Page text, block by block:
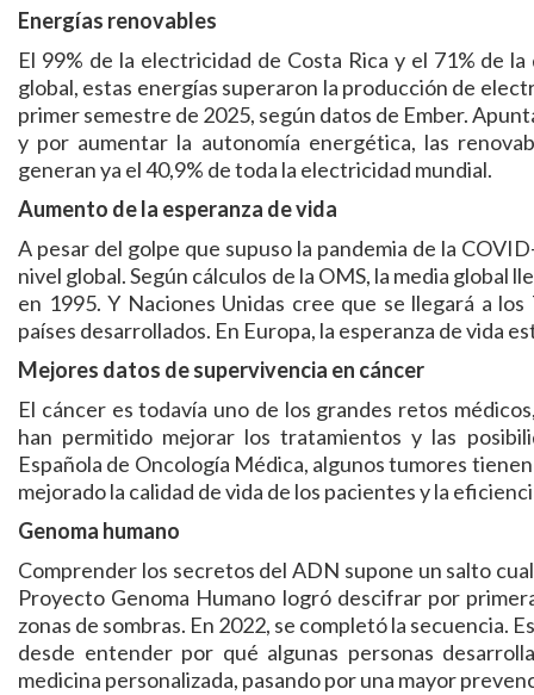
Energías renovables
El 99% de la electricidad de Costa Rica y el 71% de
global, estas energías superaron la producción de
primer semestre de 2025, según datos de Ember.
y por aumentar la autonomía energética, las
generan ya el 40,9% de toda la electricidad mundial.
Aumento de la esperanza de vida
A pesar del golpe que supuso la pandemia de la
nivel global. Según cálculos de la OMS, la media global
en 1995. Y Naciones Unidas cree que se llegará a
países desarrollados. En Europa, la esperanza de vida
Mejores datos de supervivencia en cáncer
El cáncer es todavía uno de los grandes retos
han permitido mejorar los tratamientos y las
Española de Oncología Médica, algunos tumores
mejorado la calidad de vida de los pacientes y la
Genoma humano
Comprender los secretos del ADN supone un salto
Proyecto Genoma Humano logró descifrar por
zonas de sombras. En 2022, se completó la secuencia.
desde entender por qué algunas personas
medicina personalizada, pasando por una mayor